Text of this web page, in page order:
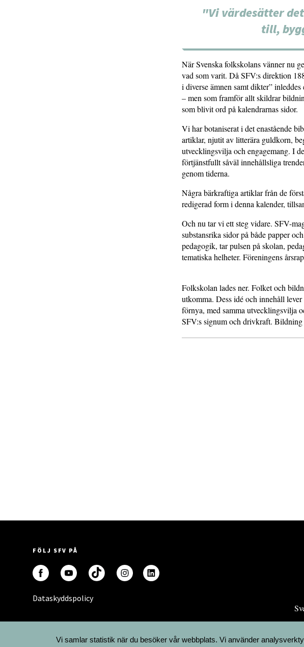
"Vi värdesätter
till,
När Svenska folkskolans vänner nu
vad som varit. Då SFV:s direktion
i diverse ämnen samt dikter”
– men som framför allt skildrar
som blivit ord på kalendrarnas sidor.
Vi har botaniserat i det enastående
artiklar, njutit av litterära guldkorn,
utvecklingsvilja och engagemang. I
förtjänstfullt såväl innehållsliga
genom tiderna.
Några bärkraftiga artiklar från de
redigerad form i denna kalender,
Och nu tar vi ett steg vidare. SFV-
substansrika sidor på både papper
pedagogik, tar pulsen på skolan,
tematiska helheter. Föreningens
Folkskolan lades ner. Folket och
utkomma. Dess idé och innehåll
förnya, med samma utvecklingsvilja
SFV:s signum och drivkraft. Bildning
FÖLJ SFV PÅ
Dataskyddspolicy
Vi samlar statistik när du besöker vår webbplats. Vi använder